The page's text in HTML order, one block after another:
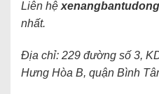
Liên hệ
nhất.
Địa chỉ: 229 đường số 3,
Hưng Hòa B, quận Bình